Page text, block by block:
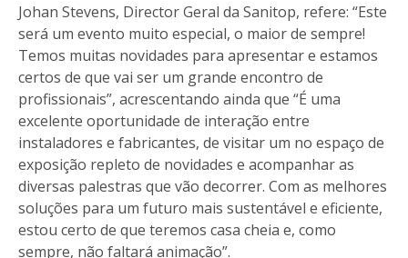
Johan Stevens, Director Geral da Sanitop, refere: “Este
será um evento muito especial, o maior de sempre!
Temos muitas novidades para apresentar e estamos
certos de que vai ser um grande encontro de
profissionais”, acrescentando ainda que “É uma
excelente oportunidade de interação entre
instaladores e fabricantes, de visitar um no espaço de
exposição repleto de novidades e acompanhar as
diversas palestras que vão decorrer. Com as melhores
soluções para um futuro mais sustentável e eficiente,
estou certo de que teremos casa cheia e, como
sempre, não faltará animação”.